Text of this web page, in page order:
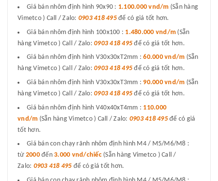
Giá bán nhôm định hình 90x90 : 1.100.000 vnd/m (Sẵn hàng
Vimetco ) Call / Zalo: 0903 418 495để có giá tốt hơn.
Giá bán nhôm định hình 100x100 : 1.480.000 vnd/m (Sẵn
hàng Vimetco ) Call / Zalo: 0903 418 495 để có giá tốt hơn.
Giá bán nhôm định hình V30x30xT2mm :60.000 vnd/m (Sẵn
hàng Vimetco ) Call / Zalo: 0903 418 495 để có giá tốt hơn.
Giá bán nhôm định hình V30x30xT3mm :90.000 vnd/m (Sẵn
hàng Vimetco ) Call / Zalo: 0903 418 495 để có giá tốt hơn.
Giá bán nhôm định hình V40x40xT4mm : 110.000
vnd/m (Sẵn hàng Vimetco ) Call / Zalo: 0903 418 495để có giá
tốt hơn.
Giá bán con chạy rãnh nhôm định hình M4 / M5/M6/M8 :
từ 2000đến 3.000 vnd/chiếc(Sẵn hàng Vimetco ) Call /
Zalo: 0903 418 495 để có giá tốt hơn.